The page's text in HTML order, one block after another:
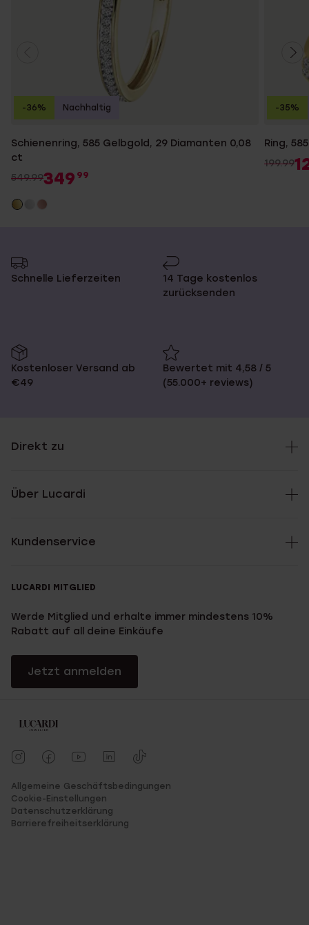
Schienenring, 585 Gelbgold, 29 Diamanten 0,08
ct
549.99349 99
-36% Nachhaltig
Ring,
199.99
-35%
Schnelle Lieferzeiten
14 Tage kostenlos
zurücksenden
Kostenloser Versand ab
€49
Bewertet mit 4,58 / 5
(55.000+ reviews)
Direkt zu
Über Lucardi
Kundenservice
LUCARDI MITGLIED
Werde Mitglied und erhalte immer mindestens 10%
Rabatt auf all deine Einkäufe
Jetzt anmelden
Allgemeine Geschäftsbedingungen
Cookie-Einstellungen
Datenschutzerklärung
Barrierefreiheitserklärung